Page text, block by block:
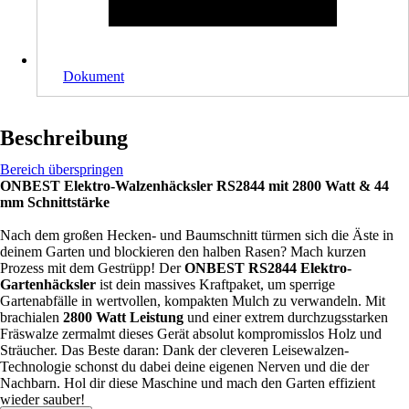
Dokument
Beschreibung
Bereich überspringen
ONBEST Elektro-Walzenhäcksler RS2844 mit 2800 Watt & 44
mm Schnittstärke
Nach dem großen Hecken- und Baumschnitt türmen sich die Äste in
deinem Garten und blockieren den halben Rasen? Mach kurzen
Prozess mit dem Gestrüpp! DerONBEST RS2844 Elektro-
Gartenhäcksler ist dein massives Kraftpaket, um sperrige
Gartenabfälle in wertvollen, kompakten Mulch zu verwandeln. Mit
brachialen 2800 Watt Leistung und einer extrem durchzugsstarken
Fräswalze zermalmt dieses Gerät absolut kompromisslos Holz und
Sträucher. Das Beste daran: Dank der cleveren Leisewalzen-
Technologie schonst du dabei deine eigenen Nerven und die der
Nachbarn. Hol dir diese Maschine und mach den Garten effizient
wieder sauber!